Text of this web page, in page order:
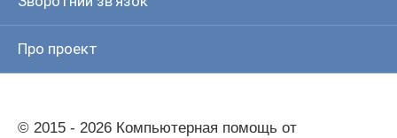
Про проект
© 2015 - 2026 Компьютерная помощь от